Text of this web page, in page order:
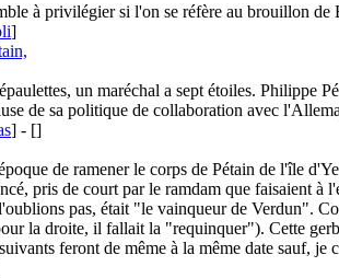
à privilégier si l'on se réfère au brouillon
]
un maréchal a sept étoiles. Philippe
de sa politique de collaboration avec
] - []
de ramener le corps de Pétain de l'île
pris de court par le ramdam que faisaient
pas, était "le vainqueur de Verdun".
la droite, il fallait la "requinquer"). Cette
feront de même à la même date sauf, je